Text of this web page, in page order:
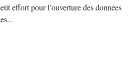
effort pour l’ouverture des données